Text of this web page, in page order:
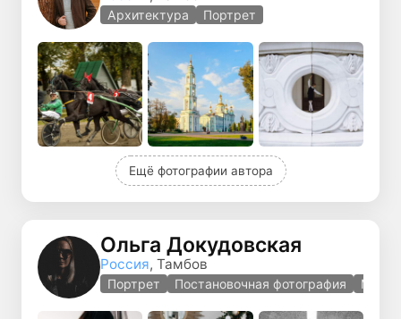
Архитектура Портрет
Ещё фотографии автора
Ольга Докудовская
Россия, Тамбов
Портрет Постановочная фотография